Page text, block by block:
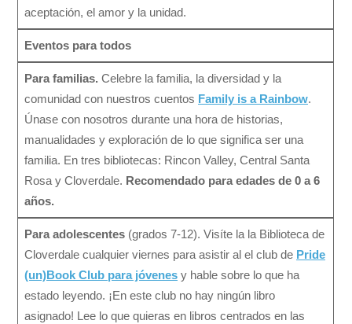
aceptación, el amor y la unidad.
Eventos para todos
Para familias. Celebre la familia, la diversidad y la
comunidad con nuestros cuentos Family is a Rainbow.
Únase con nosotros durante una hora de historias,
manualidades y exploración de lo que significa ser una
familia. En tres bibliotecas: Rincon Valley, Central Santa
Rosa y Cloverdale. Recomendado para edades de 0 a 6
años.
Para adolescentes (grados 7-12). Visíte la la Biblioteca de
Cloverdale cualquier viernes para asistir al el club de Pride
(un)Book Club para jóvenes y hable sobre lo que ha
estado leyendo. ¡En este club no hay ningún libro
asignado! Lee lo que quieras en libros centrados en las